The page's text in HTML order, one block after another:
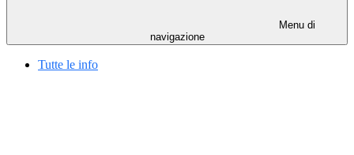
Menu di
navigazione
Tutte le info